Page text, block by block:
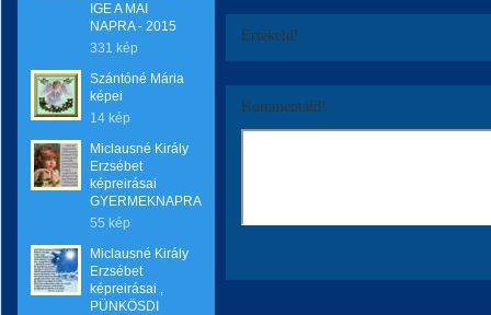
IGE A MAI
NAPRA - 2015
331 kép
Szántóné Mária
képei
14 kép
Miclausné Király
Erzsébet
képreirásai
GYERMEKNAPRA
55 kép
Miclausné Király
Erzsébet
képreirásai ,
PÜNKÖSDI
Értékeld!
Kommentáld!